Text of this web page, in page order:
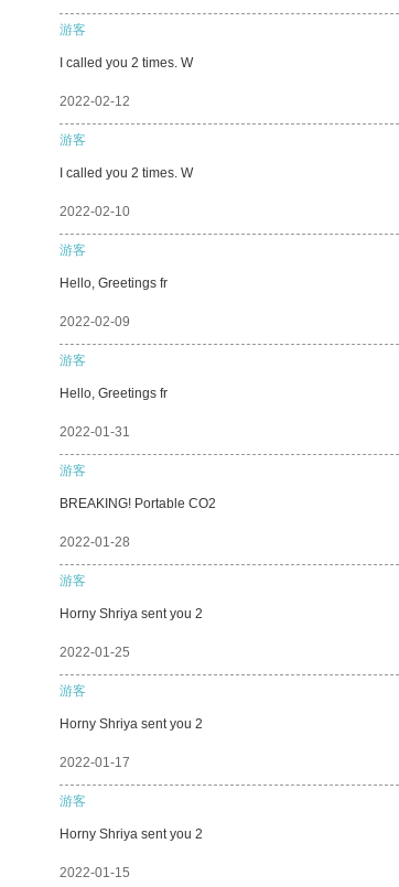
游客
I called you 2 times. W
2022-02-12
游客
I called you 2 times. W
2022-02-10
游客
Hello, Greetings fr
2022-02-09
游客
Hello, Greetings fr
2022-01-31
游客
BREAKING! Portable CO2
2022-01-28
游客
Horny Shriya sent you 2
2022-01-25
游客
Horny Shriya sent you 2
2022-01-17
游客
Horny Shriya sent you 2
2022-01-15